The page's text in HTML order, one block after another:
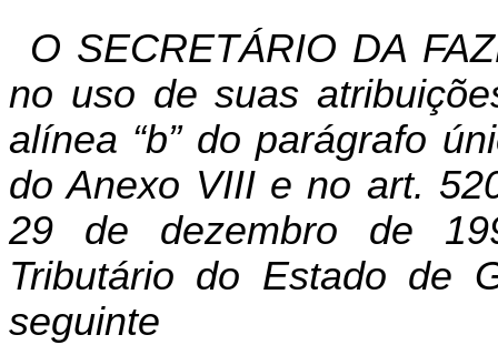
O SECRETÁRIO DA
no uso de suas
alínea “b” do parágrafo
do Anexo VIII e no art.
29 de dezembro de
Tributário do Estado de
seguinte